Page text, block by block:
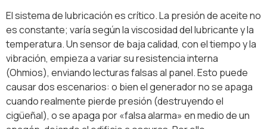
El sistema de lubricación es crítico. La presión de aceite no
es constante; varía según la viscosidad del lubricante y la
temperatura. Un sensor de baja calidad, con el tiempo y la
vibración, empieza a variar su resistencia interna
(Ohmios), enviando lecturas falsas al panel. Esto puede
causar dos escenarios: o bien el generador no se apaga
cuando realmente pierde presión (destruyendo el
cigüeñal), o se apaga por «falsa alarma» en medio de un